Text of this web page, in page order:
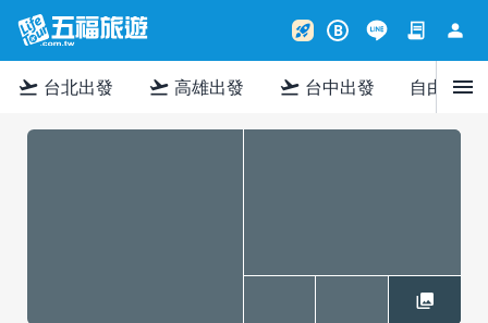
rocket_launch B contract person
flight_takeoff 台北出發 flight_takeoff 高雄出發 flight_takeoff 台中出發 自由行menu